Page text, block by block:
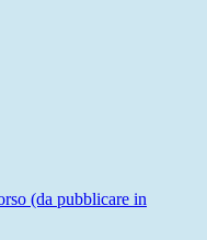
(da pubblicare in